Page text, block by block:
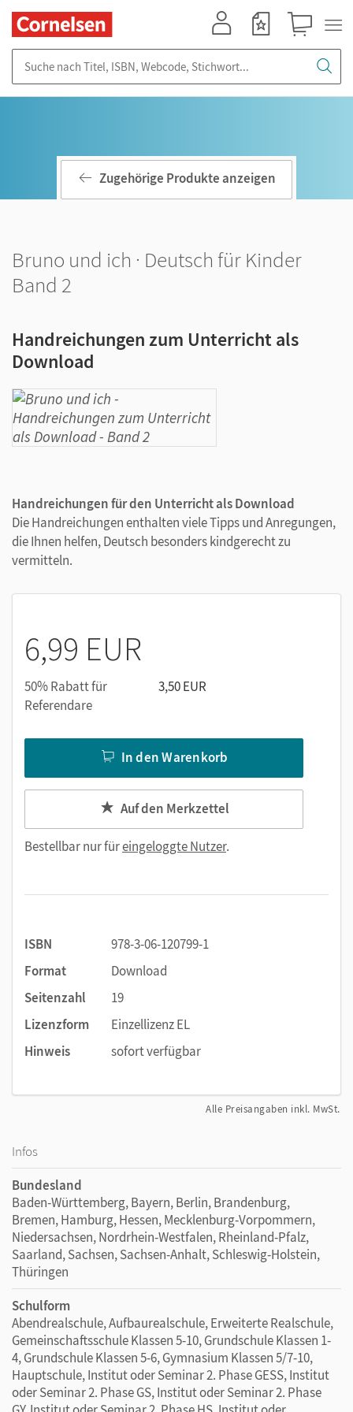
Zugehörige Produkte anzeigen
Bruno und ich · Deutsch für Kinder
Band 2
Handreichungen zum Unterricht als
Download
Handreichungen für den Unterricht als Download
Die Handreichungen enthalten viele Tipps und Anregungen,
die Ihnen helfen, Deutsch besonders kindgerecht zu
vermitteln.
6,99 EUR
50% Rabatt für
Referendare
3,50 EUR
In den Warenkorb
Auf den Merkzettel
Bestellbar nur füreingeloggte Nutzer.
ISBN
978-3-06-120799-1
Format
Download
Seitenzahl
19
Lizenzform
Einzellizenz EL
Hinweis
sofort verfügbar
Alle Preisangaben inkl. MwSt.
Infos
Bundesland
Baden-Württemberg, Bayern, Berlin, Brandenburg,
Bremen, Hamburg, Hessen, Mecklenburg-Vorpommern,
Niedersachsen, Nordrhein-Westfalen, Rheinland-Pfalz,
Saarland, Sachsen, Sachsen-Anhalt, Schleswig-Holstein,
Thüringen
Schulform
Abendrealschule, Aufbaurealschule, Erweiterte Realschule,
Gemeinschaftsschule Klassen 5-10, Grundschule Klassen 1-
4, Grundschule Klassen 5-6, Gymnasium Klassen 5/7-10,
Hauptschule, Institut oder Seminar 2. Phase GESS, Institut
oder Seminar 2. Phase GS, Institut oder Seminar 2. Phase